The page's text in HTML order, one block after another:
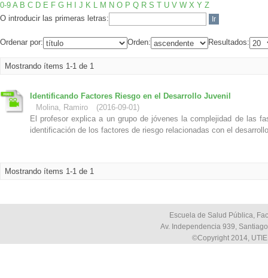
0-9 A B C D E F G H J K L M N O P Q R S T U V W X Y Z
O introducir las primeras letras:
Ordenar por: Orden: Resultados:
Mostrando ítems 1-1 de 1
Identificando Factores Riesgo en el Desarrollo Juvenil
Molina, Ramiro
(2016-09-01)
El profesor explica a un grupo de jóvenes la complejidad de las
identificación de los factores de riesgo relacionadas con el
Mostrando ítems 1-1 de 1
Escuela de Salud Pública,
Av. Independencia 939,
©Copyright 2014,